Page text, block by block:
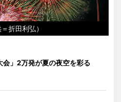
折田利弘）
会」2万発が夏の夜空を彩る